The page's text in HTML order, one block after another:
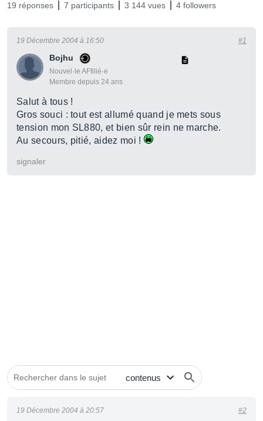
19 réponses 7 participants 3 144 vues 4 followers
Bojhu
Nouvel·le AFfilié·e
Membre depuis 24 ans
19 Décembre 2004 à 16:50 #1
Salut à tous !
Gros souci : tout est allumé quand je mets sous
tension mon SL880, et bien sûr rein ne marche.
Au secours, pitié, aidez moi !
signaler
19 Décembre 2004 à 20:57 #2